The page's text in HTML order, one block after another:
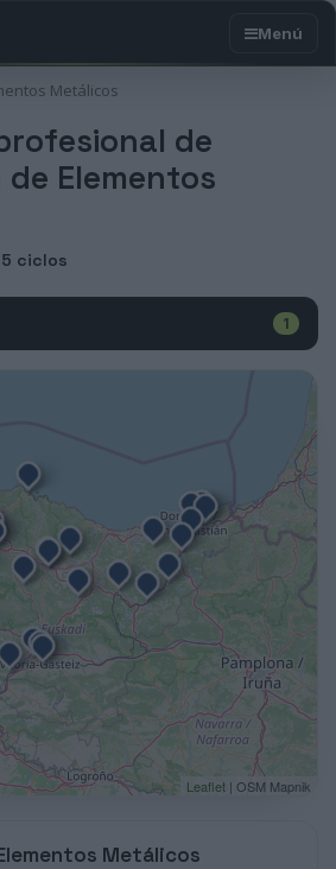
Metálicos
de
Elementos
ciclos
1
Metálicos
Leaflet | OSM Mapnik